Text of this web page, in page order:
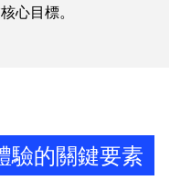
心目標。
驗的關鍵要素